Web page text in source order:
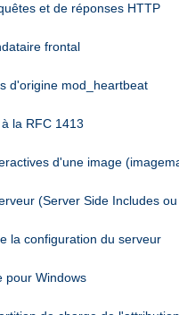
et de réponses HTTP
frontal
d'origine mod_heartbeat
la RFC 1413
d'une image
(Server Side Includes ou
la configuration du serveur
pour Windows